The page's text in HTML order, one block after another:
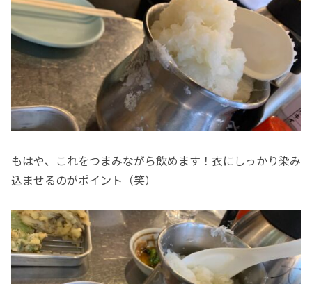
もはや、これをつまみながら飲めます！衣にしっかり染み
込ませるのがポイント（笑）